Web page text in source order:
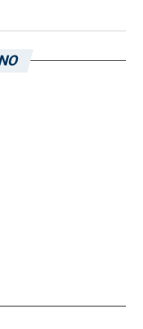
servirà il